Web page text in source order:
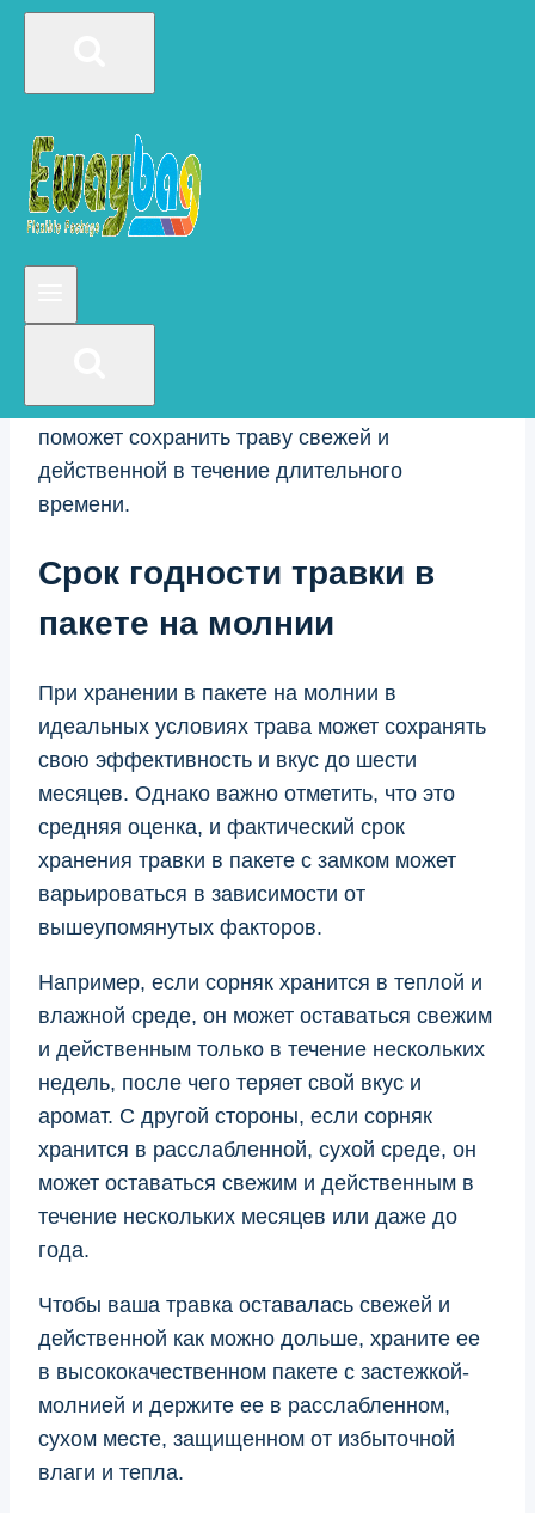
среде, он может быстро покрыться плесенью
длительного периода времени.
Наконец, тип используемого пакета с
застежкой-молнией также может повлиять на
срок хранения травки. Высококачественные
попадание влаги и воздуха в пакет, что
поможет сохранить траву свежей и
действенной в течение длительного
времени.
Срок годности травки в
пакете на молнии
При хранении в пакете на молнии в
идеальных условиях трава может сохранять
свою эффективность и вкус до шести
месяцев. Однако важно отметить, что это
средняя оценка, и фактический срок
хранения травки в пакете с замком может
варьироваться в зависимости от
вышеупомянутых факторов.
Например, если сорняк хранится в теплой и
влажной среде, он может оставаться свежим
и действенным только в течение нескольких
недель, после чего теряет свой вкус и
аромат. С другой стороны, если сорняк
хранится в расслабленной, сухой среде, он
может оставаться свежим и действенным в
течение нескольких месяцев или даже до
года.
Чтобы ваша травка оставалась свежей и
действенной как можно дольше, храните ее
в высококачественном пакете с застежкой-
молнией и держите ее в расслабленном,
сухом месте, защищенном от избыточной
влаги и тепла.